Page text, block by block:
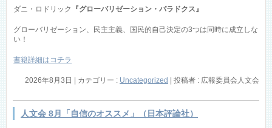
ダニ・ロドリック 『グローバリゼーション・パラドクス』
グローバリゼーション、民主主義、国民的自己決定の3つは同時に成立しな
い！
書籍詳細はコチラ
2026年8月3日 カテゴリー : Uncategorized 投稿者 : 広報委員会人文会
人文会 8月「自信のオススメ」（日本評論社）